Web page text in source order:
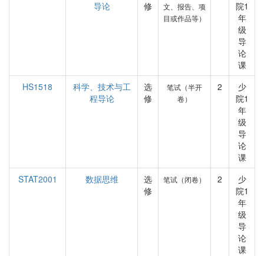
导论
修
文、报告、项
目或作品等）
院1
年
级
导
论
课
HS1518
科学、技术与工
程导论
选
修
笔试（半开
卷）
2
少
院1
年
级
导
论
课
STAT2001
数据思维
选
修
笔试（闭卷） 2
少
院1
年
级
导
论
课